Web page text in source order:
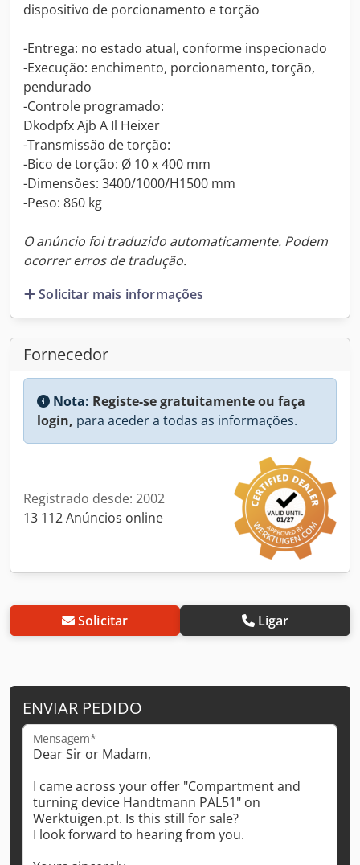
dispositivo de porcionamento e torção
-Entrega: no estado atual, conforme inspecionado
-Execução: enchimento, porcionamento, torção,
pendurado
-Controle programado:
Dkodpfx Ajb A Il Heixer
-Transmissão de torção:
-Bico de torção: Ø 10 x 400 mm
-Dimensões: 3400/1000/H1500 mm
-Peso: 860 kg
O anúncio foi traduzido automaticamente. Podem
ocorrer erros de tradução.
Solicitar mais informações
Fornecedor
Nota: Registe-se gratuitamente ou faça
login, para aceder a todas as informações.
Registrado desde: 2002
13 112 Anúncios online
Solicitar Ligar
ENVIAR PEDIDO
Mensagem*